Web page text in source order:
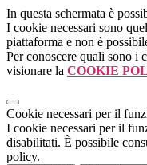
In questa schermata è
I cookie necessari sono
piattaforma e non è
Per conoscere quali sono i
visionare la COOKIE
Cookie necessari per il
I cookie necessari per il
disabilitati. È possibile
policy.